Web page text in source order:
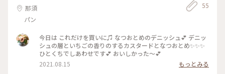
那須
パン
55
今日は これだけを買いに♫ なつおとめのデニッシュ💕 デニッ
シュの層といちごの香りのするカスタードとなつおとめ✨✨✨
ひとくちでしあわせです💕 おいしかった〜💕
2021.08.15
もっとみる